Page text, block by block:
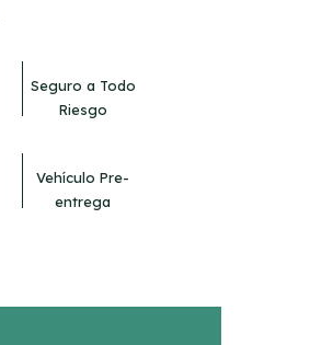
Seguro a Todo
Riesgo
Vehículo Pre-
entrega